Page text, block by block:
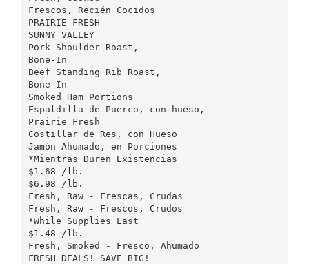
Frescos, Recién Cocidos
PRAIRIE FRESH
SUNNY VALLEY
Pork Shoulder Roast,
Bone-In
Beef Standing Rib Roast,
Bone-In
Smoked Ham Portions
Espaldilla de Puerco, con hueso,
Prairie Fresh
Costillar de Res, con Hueso
Jamón Ahumado, en Porciones
*Mientras Duren Existencias
$1.68 /lb.
$6.98 /lb.
Fresh, Raw - Frescas, Crudas
Fresh, Raw - Frescos, Crudos
*While Supplies Last
$1.48 /lb.
Fresh, Smoked - Fresco, Ahumado
FRESH DEALS! SAVE BIG!